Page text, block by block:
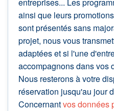
entreprises... Les
ainsi que leurs
sont présentés sans
projet, nous vous
adaptées et si l'une
accompagnons dans vos
Nous resterons à votre
réservation jusqu'au jour
Concernantvos données